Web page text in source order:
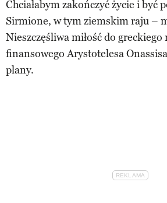
Chciałabym zakończyć życie i być
Sirmione, w tym ziemskim raju –
Nieszczęśliwa miłość do greckiego
finansowego Arystotelesa
plany.